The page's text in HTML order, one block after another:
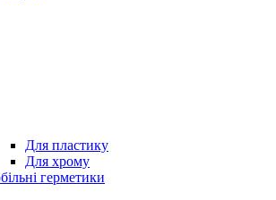
Для пластику
Для хрому
герметики